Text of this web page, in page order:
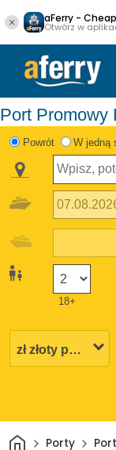
aFerry -
Otwórz w
Port Promowy
Powrót W jedną
18+
DomPorty